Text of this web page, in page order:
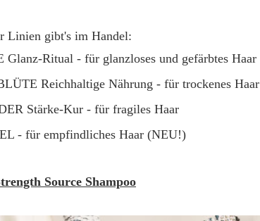
Linien gibt's im Handel:
Glanz-Ritual - für glanzloses und gefärbtes Haar
Reichhaltige Nährung - für trockenes Haar
Stärke-Kur - für fragiles Haar
- für empfindliches Haar (NEU!)
Source Shampoo